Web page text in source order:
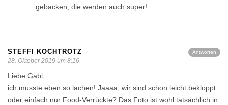
gebacken, die werden auch super!
Antworten
STEFFI KOCHTROTZ
28. Oktober 2019 um 8:16
Liebe Gabi,
ich musste eben so lachen! Jaaaa, wir sind schon leicht bekloppt
oder einfach nur Food-Verrückte? Das Foto ist wohl tatsächlich in